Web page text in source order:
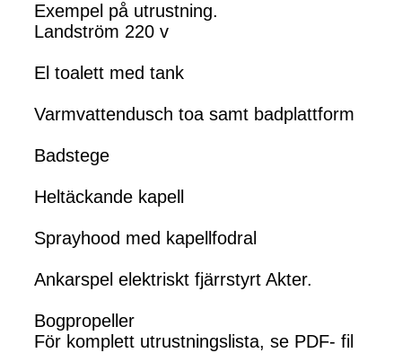
Exempel på utrustning.
Landström 220 v
El toalett med tank
Varmvattendusch toa samt badplattform
Badstege
Heltäckande kapell
Sprayhood med kapellfodral
Ankarspel elektriskt fjärrstyrt Akter.
Bogpropeller
För komplett utrustningslista, se PDF- fil